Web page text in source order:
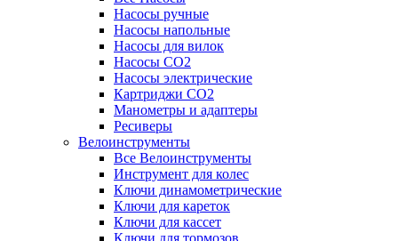
Насосы ручные
Насосы напольные
Насосы для вилок
Насосы CO2
Насосы электрические
Картриджи CO2
Манометры и адаптеры
Ресиверы
Велоинструменты
Все Велоинструменты
Инструмент для колес
Ключи динамометрические
Ключи для кареток
Ключи для кассет
Ключи для тормозов